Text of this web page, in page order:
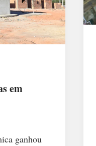
em
ganhou